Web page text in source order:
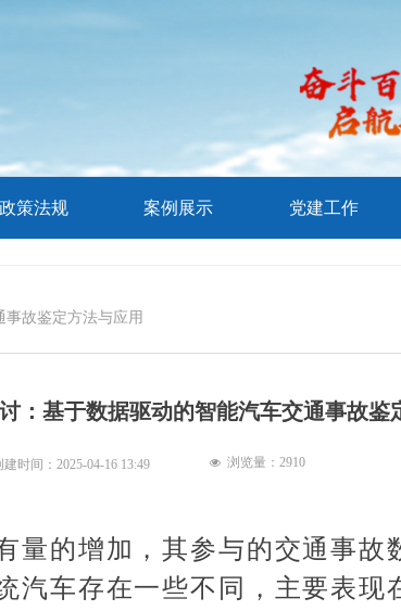
政策法规 案例展示 党建工作
：基于数据驱动的智能汽车交通事故鉴
量的增加，其参与的交通事故
汽车存在一些不同，主要表现
故鉴定方法与应用
建时间： 2025-04-16 13:49 넶 浏览量： 2910